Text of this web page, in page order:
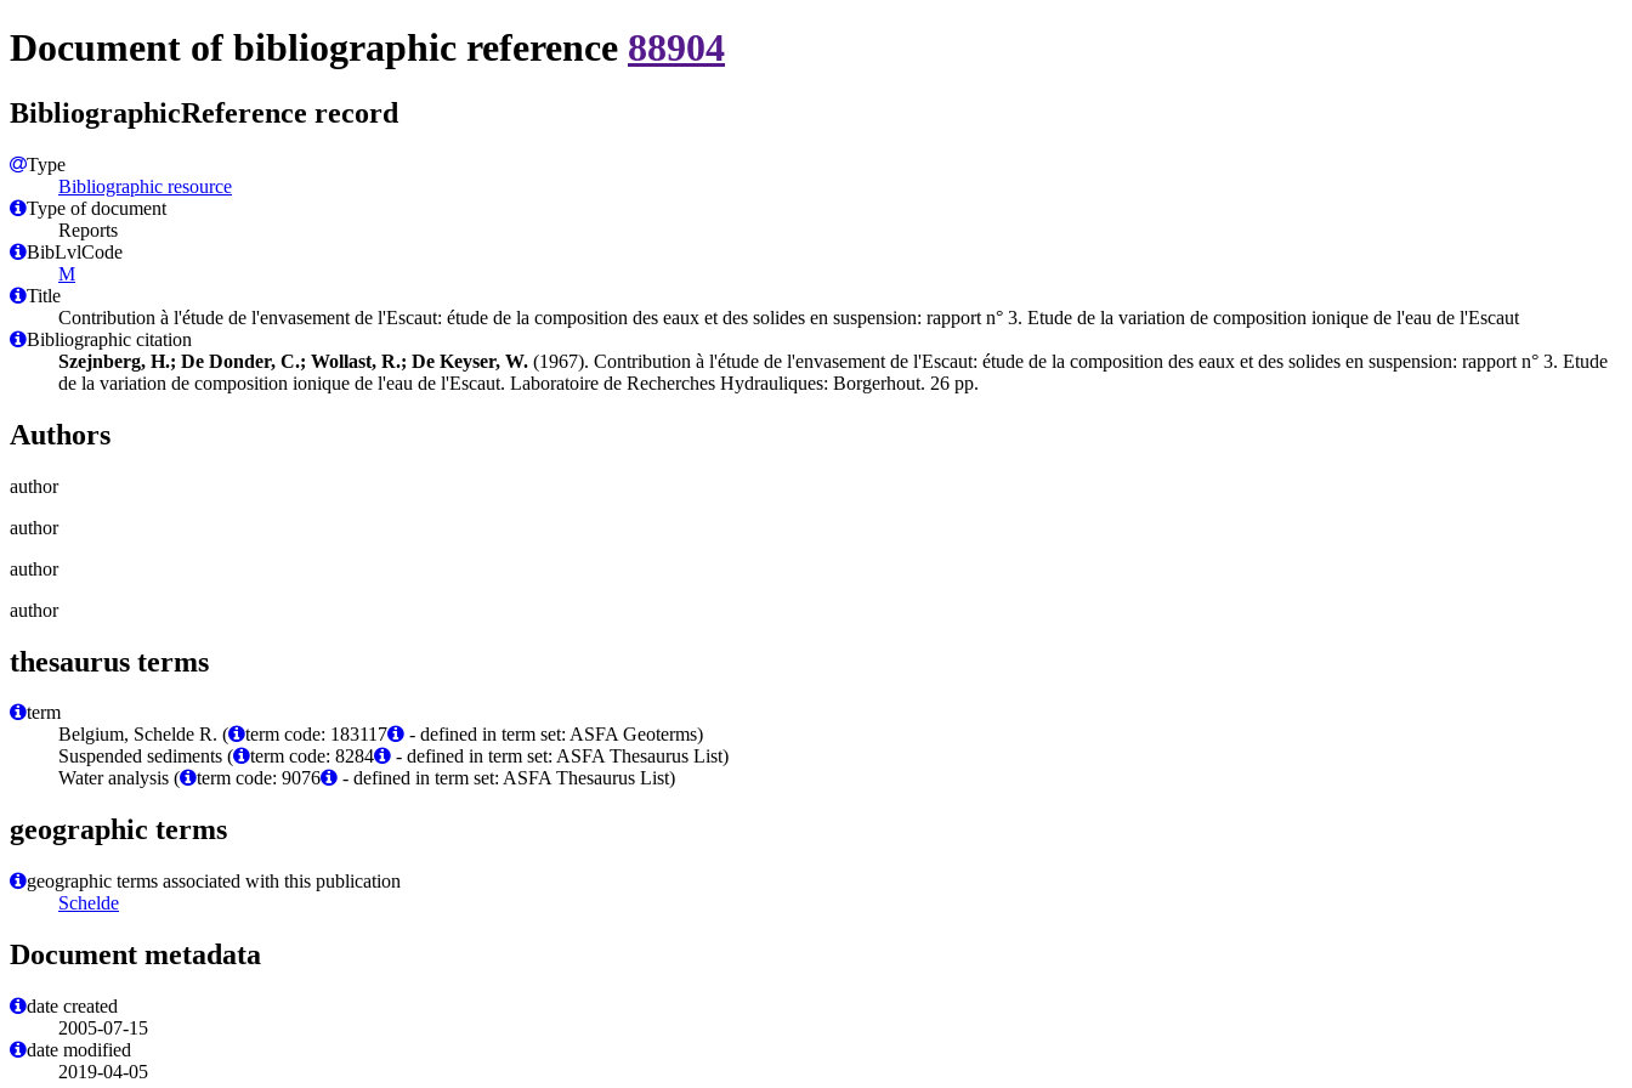
Document of bibliographic reference 88904
BibliographicReference record
Type
Bibliographic resource
Type of document
Reports
BibLvlCode
M
Title
Contribution à l'étude de l'envasement de l'Escaut: étude de la composition des eaux et des solides en suspension: rapport n° 3. Etude de la variation de composition ionique de l'eau de l'Escaut
Bibliographic citation
Szejnberg, H.; De Donder, C.; Wollast, R.; De Keyser, W. (1967). Contribution à l'étude de l'envasement de l'Escaut: étude de la composition des eaux et des solides en suspension: rapport n° 3. Etude
de la variation de composition ionique de l'eau de l'Escaut. Laboratoire de Recherches Hydrauliques: Borgerhout. 26 pp.
Authors
author
author
author
author
thesaurus terms
term
Belgium, Schelde R. (
term code: 183117
- defined in term set: ASFA Geoterms)
Suspended sediments (
term code: 8284
- defined in term set: ASFA Thesaurus List)
Water analysis (
term code: 9076 - defined in term set: ASFA Thesaurus List)
geographic terms
geographic terms associated with this publication
Schelde
Document metadata
date created
2005-07-15
date modified
2019-04-05